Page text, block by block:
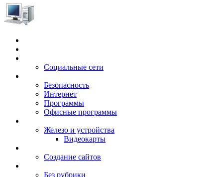
Социальные сети
Безопасность
Интернет
Программы
Офисные программы
Железо и устройства
Видеокарты
Создание сайтов
Без рубрики